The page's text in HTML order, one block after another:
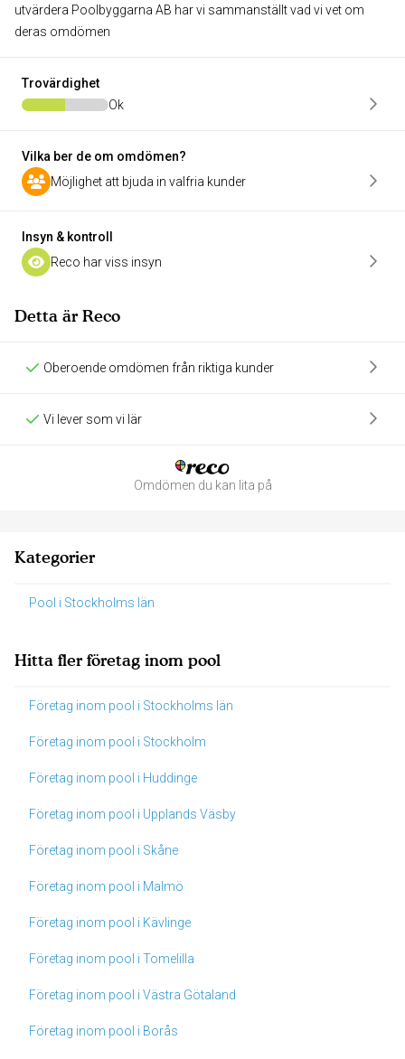
utvärdera Poolbyggarna AB har vi sammanställt vad vi vet om
deras omdömen
Trovärdighet
Ok
Vilka ber de om omdömen?
Möjlighet att bjuda in valfria kunder
Insyn & kontroll
Reco har viss insyn
Detta är Reco
Oberoende omdömen från riktiga kunder
Vi lever som vi lär
Omdömen du kan lita på
Kategorier
Pool i Stockholms län
Hitta fler företag inom pool
Företag inom pool i Stockholms län
Företag inom pool i Stockholm
Företag inom pool i Huddinge
Företag inom pool i Upplands Väsby
Företag inom pool i Skåne
Företag inom pool i Malmö
Företag inom pool i Kävlinge
Företag inom pool i Tomelilla
Företag inom pool i Västra Götaland
Företag inom pool i Borås